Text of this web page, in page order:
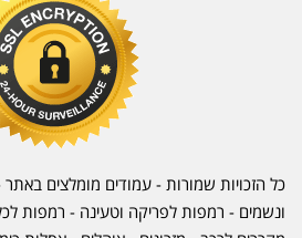
כל הזכויות שמורות - עמודים מומלצים באתר
ונשמים - רמפות לפריקה וטעינה - רמפות